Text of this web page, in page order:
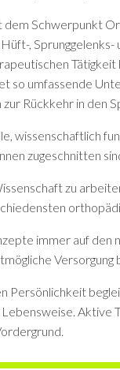
Schwerpunkt
,
Tätigkeit
so umfassende
Rückkehr in den
wissenschaftlich
zugeschnitten
zu
immer auf den
Versorgung
Persönlichkeit
Aktive